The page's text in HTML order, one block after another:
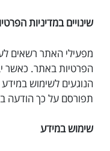
שינויים במדיניות
מפעילי האתר רשאים
הפרטיות באתר. כאשר
הנוגעים לשימוש
תפורסם על כך הודעה
שימוש במידע